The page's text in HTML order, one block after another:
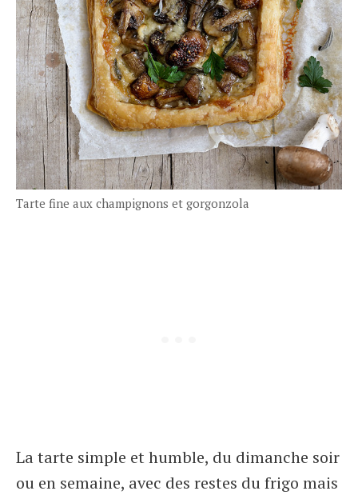
Tarte fine aux champignons et gorgonzola
La tarte simple et humble, du dimanche soir
ou en semaine, avec des restes du frigo mais